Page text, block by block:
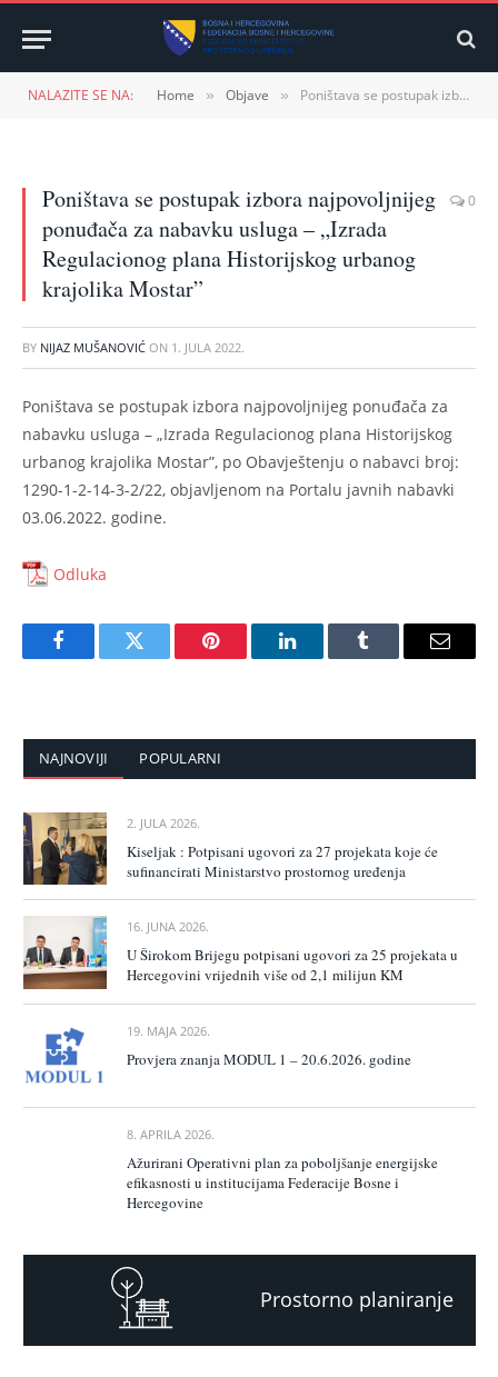
NALAZITE SE NA: Home » Objave » Poništava se postupak izbora najpovoljnijeg ponuđača za nabavku usluga – „Izrada Regulacionog plana Historijskog urbanog krajolika Mostar”
Poništava se postupak izbora najpovoljnijeg
ponuđača za nabavku usluga – „Izrada
Regulacionog plana Historijskog urbanog
krajolika Mostar”
0
BY NIJAZ MUŠANOVIĆ ON 1. JULA 2022.
Poništava se postupak izbora najpovoljnijeg ponuđača za
nabavku usluga – „Izrada Regulacionog plana Historijskog
urbanog krajolika Mostar”, po Obavještenju o nabavci broj:
1290-1-2-14-3-2/22, objavljenom na Portalu javnih nabavki
03.06.2022. godine.
Odluka
FacebookTwitter Pinterest LinkedInTumblr Email
NAJNOVIJI POPULARNI
2. JULA 2026.
Kiseljak : Potpisani ugovori za 27 projekata koje će
sufinancirati Ministarstvo prostornog uređenja
16. JUNA 2026.
U Širokom Brijegu potpisani ugovori za 25 projekata u
Hercegovini vrijednih više od 2,1 milijun KM
19. MAJA 2026.
Provjera znanja MODUL 1 – 20.6.2026. godine
8. APRILA 2026.
Ažurirani Operativni plan za poboljšanje energijske
efikasnosti u institucijama Federacije Bosne i
Hercegovine
Prostorno planiranje